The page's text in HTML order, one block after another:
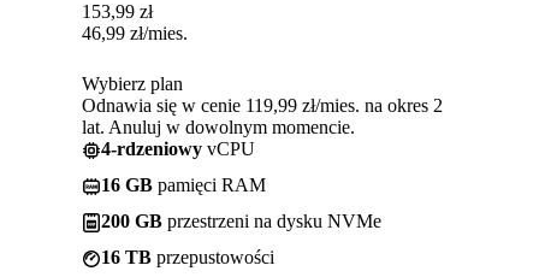
153,99 zł
46,99 zł/mies.
Wybierz plan
Odnawia się w cenie 119,99 zł/mies. na okres 2
lat. Anuluj w dowolnym momencie.
4-rdzeniowy vCPU
16 GB pamięci RAM
200 GB przestrzeni na dysku NVMe
16 TB przepustowości